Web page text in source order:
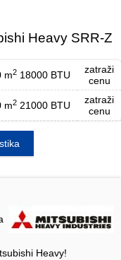
Heavy SRR-Z
m2 18000 BTU
zatraži
cenu
m2 21000 BTU
zatraži
cenu
Heavy!